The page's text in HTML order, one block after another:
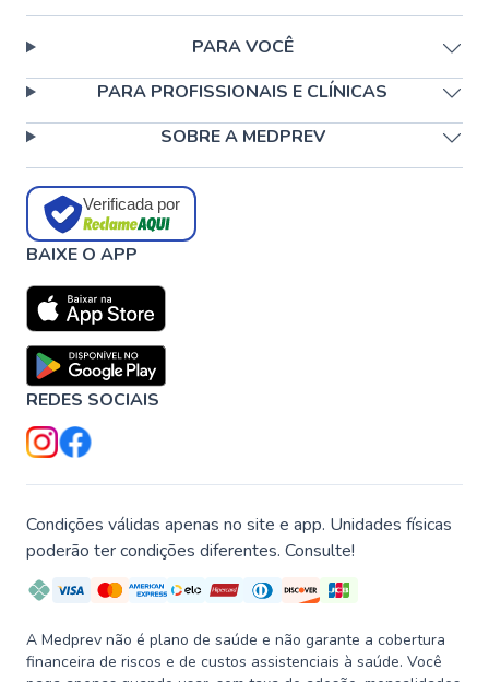
PARA VOCÊ
PARA PROFISSIONAIS E CLÍNICAS
SOBRE A MEDPREV
Verificada por
BAIXE O APP
REDES SOCIAIS
Condições válidas apenas no site e app. Unidades físicas
poderão ter condições diferentes. Consulte!
A Medprev não é plano de saúde e não garante a cobertura
financeira de riscos e de custos assistenciais à saúde. Você